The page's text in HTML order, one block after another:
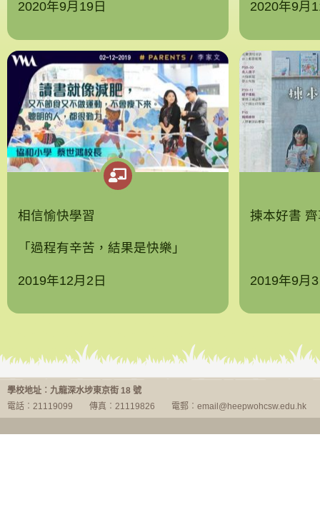
2020年9月19日 2020年9月
相信愉快學習
「過程有辛苦，結果是快樂」
2019年12月2日
揀本好書
2019年9月
傳媒報導
學校地址︰九龍深水埗東京街 18 號
電話︰21119099
傳真︰21119826 電郵︰email@heepwohcsw.edu.hk